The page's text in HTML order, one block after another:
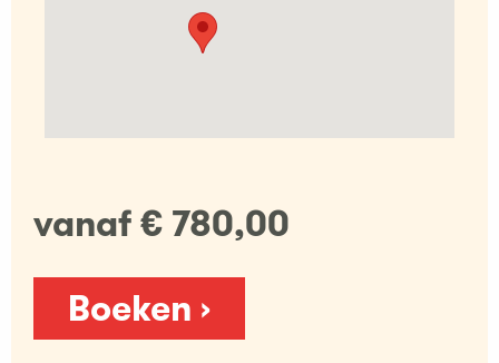
vanaf € 780,00
Boeken ›